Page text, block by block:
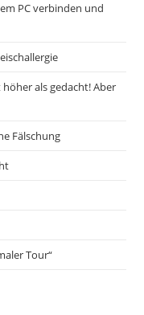
PC verbinden und
als gedacht! Aber
Fälschung
Tour“